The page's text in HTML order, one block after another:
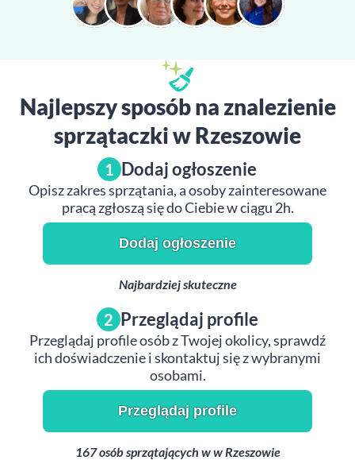
Najlepszy sposób na znalezienie
sprzątaczki w Rzeszowie
1 Dodaj ogłoszenie
Opisz zakres sprzątania, a osoby zainteresowane
pracą zgłoszą się do Ciebie w ciągu 2h.
Dodaj ogłoszenie
Najbardziej skuteczne
2 Przeglądaj profile
Przeglądaj profile osób z Twojej okolicy, sprawdź
ich doświadczenie i skontaktuj się z wybranymi
osobami.
Przeglądaj profile
167 osób sprzątających w w Rzeszowie